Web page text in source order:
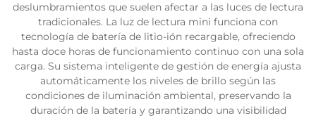
deslumbramientos que suelen afectar a las luces de lectura
tradicionales. La luz de lectura mini funciona con
tecnología de batería de litio-ión recargable, ofreciendo
hasta doce horas de funcionamiento continuo con una sola
carga. Su sistema inteligente de gestión de energía ajusta
automáticamente los niveles de brillo según las
condiciones de iluminación ambiental, preservando la
duración de la batería y garantizando una visibilidad